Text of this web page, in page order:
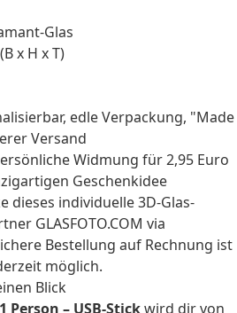
Glas
x H x T)
edle Verpackung, "Made
Versand
Widmung für 2,95 Euro
Geschenkidee
dieses individuelle 3D-Glas-
GLASFOTO.COM via
Bestellung auf Rechnung ist
möglich.
Blick
Person – USB-Stickwird dir von